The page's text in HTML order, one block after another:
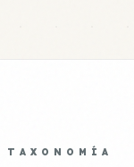
TAXONOMÍA